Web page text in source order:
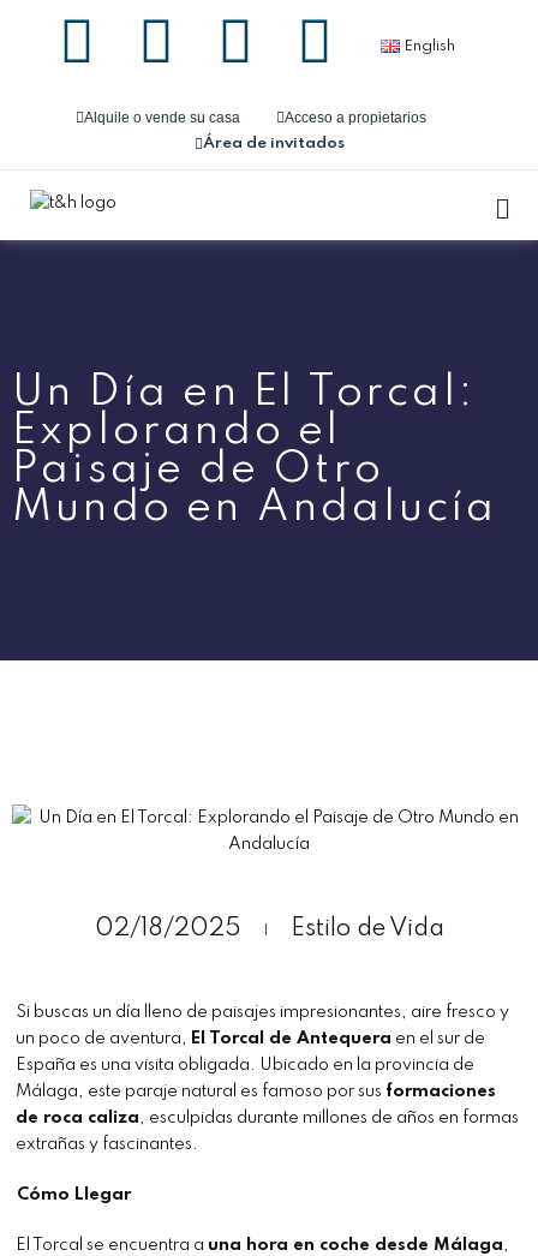
English
Alquile o vende su casa Acceso a propietarios
Área de invitados
Un Día en El Torcal:
Explorando el
Paisaje de Otro
Mundo en Andalucía
02/18/2025 Estilo de Vida
Si buscas un día lleno de paisajes impresionantes, aire fresco y
un poco de aventura,
El Torcal de Antequera en el sur de
España es una visita obligada. Ubicado en la provincia de
Málaga, este paraje natural es famoso por sus formaciones
de roca caliza , esculpidas durante millones de años en formas
extrañas y fascinantes.
Cómo Llegar
El Torcal se encuentra a una hora en coche desde Málaga